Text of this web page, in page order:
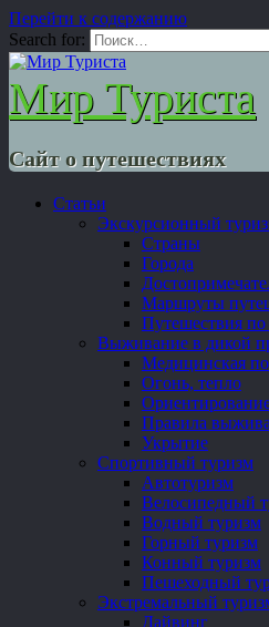
Перейти к содержанию
Search for:
Мир Туриста
Сайт о путешествиях
Статьи
Экскурсионный
Страны
Города
Маршруты
Путешествия по
Выживание в дикой
Медицинская
Огонь, тепло
Правила
Укрытие
Спортивный туризм
Автотуризм
Велосипедный
Водный туризм
Горный туризм
Конный туризм
Пешеходный
Экстремальный
Дайвинг